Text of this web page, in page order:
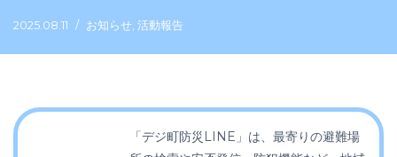
ッ
プ
2025.08.11 お知らせ 活動報告
「デジ町防災LINE」は、最寄りの避難場